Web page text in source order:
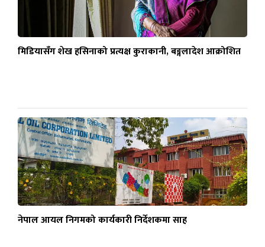
मिडियासँग शेख हसिनाको प्रत्यक्ष कुराकानी, बङ्गलादेश आक्रोशित
नेपाल आयल निगमको कार्यकारी निर्देशकमा साह